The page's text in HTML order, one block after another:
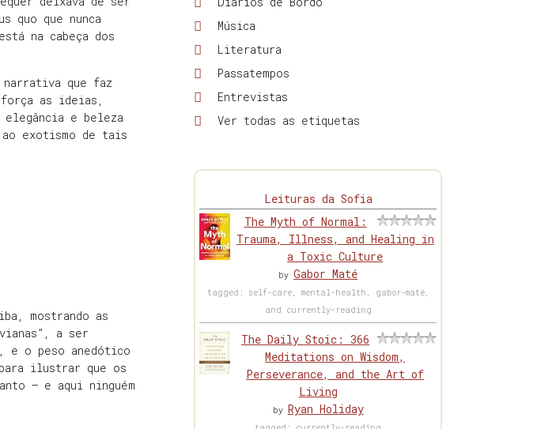
quo que nunca
na cabeça dos
que faz
as ideias,
elegância e beleza
exotismo de tais
mostrando as
a ser
e o peso anedótico
ilustrar que os
– e aqui ninguém
Música
Literatura
Passatempos
Entrevistas
Ver todas as etiquetas
Leituras da Sofia
The Myth of Normal:
Trauma, Illness, and Healing in
a Toxic Culture
byGabor Maté
tagged: self-care, mental-health, gabor-maté,
and currently-reading
The Daily Stoic: 366
Meditations on Wisdom,
Perseverance, and the Art of
Living
by Ryan Holiday